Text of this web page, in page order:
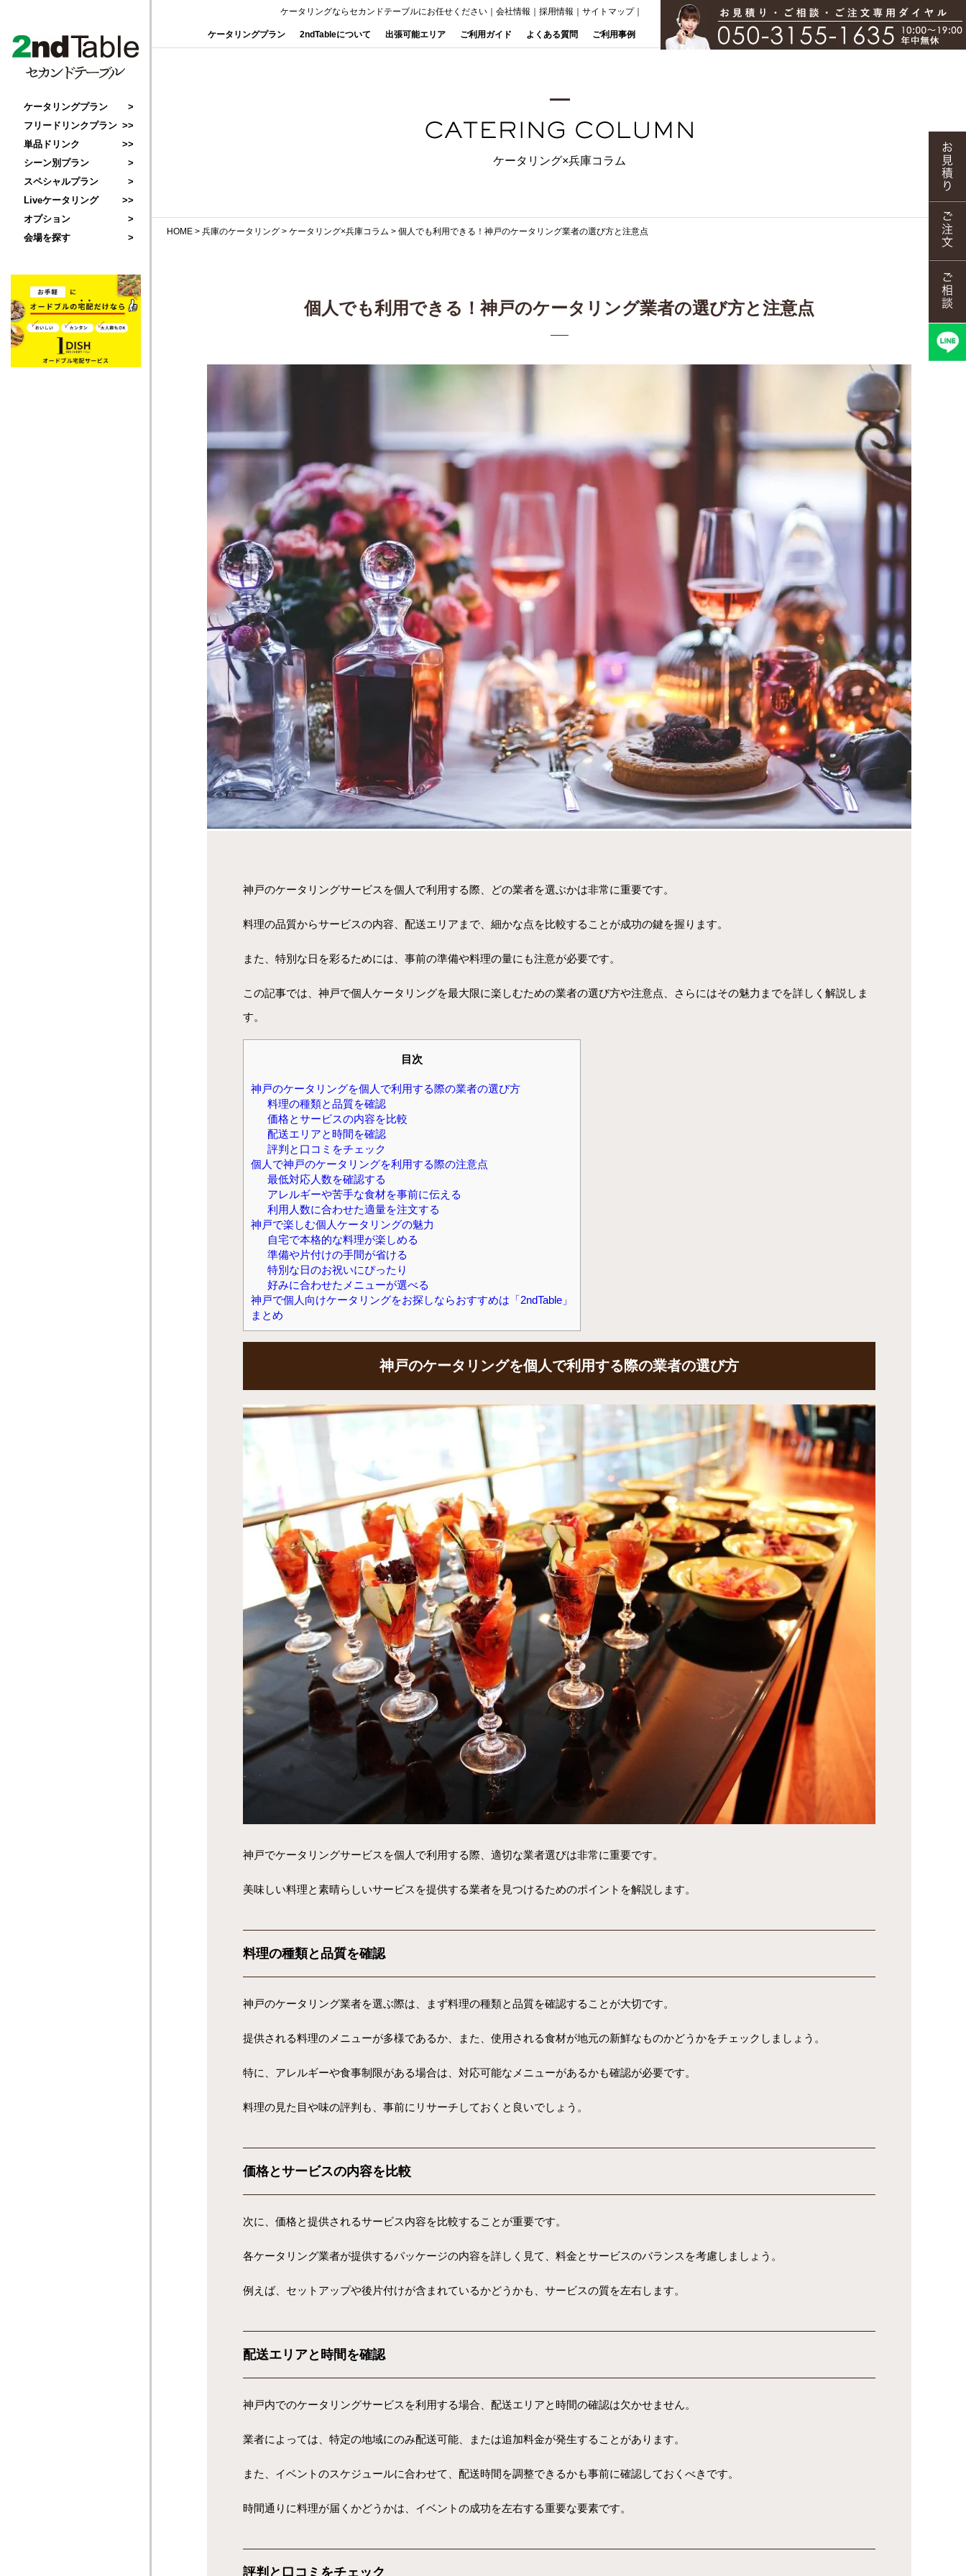
ケータリングならセカンドテーブルにお任せください 会社情報 採用情報 サイトマップ｜
ケータリングプラン 2ndTableについて 出張可能エリア ご利用ガイド よくある質問 ご利用事例
ケータリングプラン
フリードリンクプラン
単品ドリンク
シーン別プラン
スペシャルプラン
Liveケータリング
オプション
会場を探す
ケータリング×兵庫コラム
HOME > 兵庫のケータリング > ケータリング×兵庫コラム > 個人でも利用できる！神戸のケータリング業者の選び方と注意点
個人でも利用できる！神戸のケータリング業者の選び方と注意点
神戸のケータリングサービスを個人で利用する際、どの業者を選ぶかは非常に重要です。
料理の品質からサービスの内容、配送エリアまで、細かな点を比較することが成功の鍵を握ります。
また、特別な日を彩るためには、事前の準備や料理の量にも注意が必要です。
この記事では、神戸で個人ケータリングを最大限に楽しむための業者の選び方や注意点、さらにはその魅力までを詳しく解説しま
す。
目次
神戸のケータリングを個人で利用する際の業者の選び方
料理の種類と品質を確認
価格とサービスの内容を比較
配送エリアと時間を確認
評判と口コミをチェック
個人で神戸のケータリングを利用する際の注意点
最低対応人数を確認する
アレルギーや苦手な食材を事前に伝える
利用人数に合わせた適量を注文する
神戸で楽しむ個人ケータリングの魅力
自宅で本格的な料理が楽しめる
準備や片付けの手間が省ける
特別な日のお祝いにぴったり
好みに合わせたメニューが選べる
神戸で個人向けケータリングをお探しならおすすめは「2ndTable」
まとめ
神戸のケータリングを個人で利用する際の業者の選び方
神戸でケータリングサービスを個人で利用する際、適切な業者選びは非常に重要です。
美味しい料理と素晴らしいサービスを提供する業者を見つけるためのポイントを解説します。
料理の種類と品質を確認
神戸のケータリング業者を選ぶ際は、まず料理の種類と品質を確認することが大切です。
提供される料理のメニューが多様であるか、また、使用される食材が地元の新鮮なものかどうかをチェックしましょう。
特に、アレルギーや食事制限がある場合は、対応可能なメニューがあるかも確認が必要です。
料理の見た目や味の評判も、事前にリサーチしておくと良いでしょう。
価格とサービスの内容を比較
次に、価格と提供されるサービス内容を比較することが重要です。
各ケータリング業者が提供するパッケージの内容を詳しく見て、料金とサービスのバランスを考慮しましょう。
例えば、セットアップや後片付けが含まれているかどうかも、サービスの質を左右します。
配送エリアと時間を確認
神戸内でのケータリングサービスを利用する場合、配送エリアと時間の確認は欠かせません。
業者によっては、特定の地域にのみ配送可能、または追加料金が発生することがあります。
また、イベントのスケジュールに合わせて、配送時間を調整できるかも事前に確認しておくべきです。
時間通りに料理が届くかどうかは、イベントの成功を左右する重要な要素です。
評判と口コミをチェック